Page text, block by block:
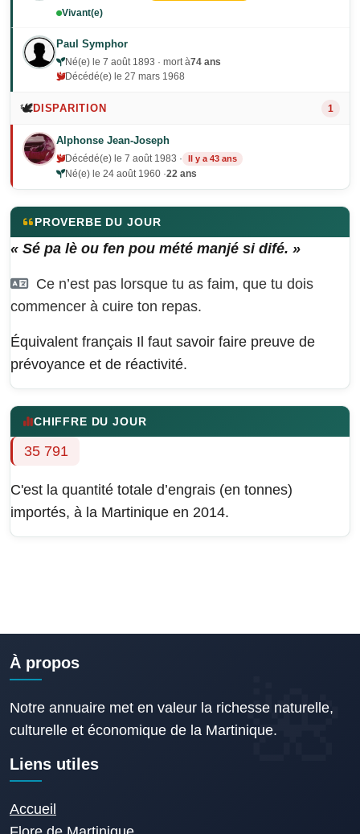
Vivant(e)
Paul Symphor
Né(e) le 7 août 1893 · mort à74 ans
Décédé(e) le 27 mars 1968
🕊️DISPARITION 1
Alphonse Jean-Joseph
Décédé(e) le 7 août 1983 · Il y a 43 ans
Né(e) le 24 août 1960 ·22 ans
PROVERBE DU JOUR
« Sé pa lè ou fen pou mété manjé si difé. »
Ce n’est pas lorsque tu as faim, que tu dois
commencer à cuire ton repas.
Équivalent français Il faut savoir faire preuve de
prévoyance et de réactivité.
CHIFFRE DU JOUR
35 791
C'est la quantité totale d’engrais (en tonnes)
importés, à la Martinique en 2014.
À propos
Notre annuaire met en valeur la richesse naturelle,
culturelle et économique de la Martinique.
Liens utiles
Accueil